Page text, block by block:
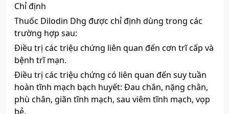
Chỉ định
Thuốc Dilodin Dhg được chỉ định dùng trong các
trường hợp sau:
Điều trị các triệu chứng liên quan đến cơn trĩ cấp và
bệnh trĩ mạn.
Điều trị các triệu chứng có liên quan đến suy tuần
hoàn tĩnh mạch bạch huyết: Đau chân, nặng chân,
phù chân, giãn tĩnh mạch, sau viêm tĩnh mạch, vọp
bẻ.